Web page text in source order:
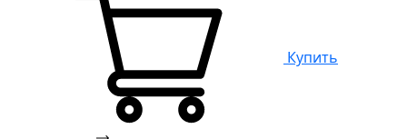
Купить